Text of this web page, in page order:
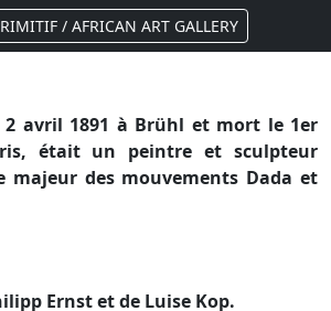
/ AFRICAN ART GALLERY
2 avril 1891 à Brühl et mort le 1er
était un peintre et sculpteur
majeur des mouvements Dada et
Ernst et de Luise Kop.